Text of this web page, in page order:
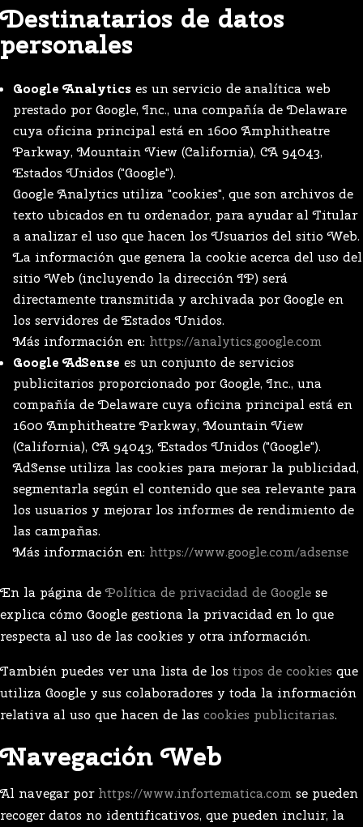
Destinatarios de datos
personales
Google Analytics es un servicio de analítica web
prestado por Google, Inc., una compañía de Delaware
cuya oficina principal está en 1600 Amphitheatre
Parkway, Mountain View (California), CA 94043,
Estados Unidos ("Google").
Google Analytics utiliza "cookies", que son archivos de
texto ubicados en tu ordenador, para ayudar al Titular
a analizar el uso que hacen los Usuarios del sitio Web.
La información que genera la cookie acerca del uso del
sitio Web (incluyendo la dirección IP) será
directamente transmitida y archivada por Google en
los servidores de Estados Unidos.
Más información en: https://analytics.google.com
Google AdSense es un conjunto de servicios
publicitarios proporcionado por Google, Inc., una
compañía de Delaware cuya oficina principal está en
1600 Amphitheatre Parkway, Mountain View
(California), CA 94043, Estados Unidos ("Google").
AdSense utiliza las cookies para mejorar la publicidad,
segmentarla según el contenido que sea relevante para
los usuarios y mejorar los informes de rendimiento de
las campañas.
Más información en: https://www.google.com/adsense
En la página dePolítica de privacidad de Google se
explica cómo Google gestiona la privacidad en lo que
respecta al uso de las cookies y otra información.
También puedes ver una lista de los tipos de cookies que
utiliza Google y sus colaboradores y toda la información
relativa al uso que hacen de las cookies publicitarias.
Navegación Web
Al navegar por https://www.infortematica.com se pueden
recoger datos no identificativos, que pueden incluir, la